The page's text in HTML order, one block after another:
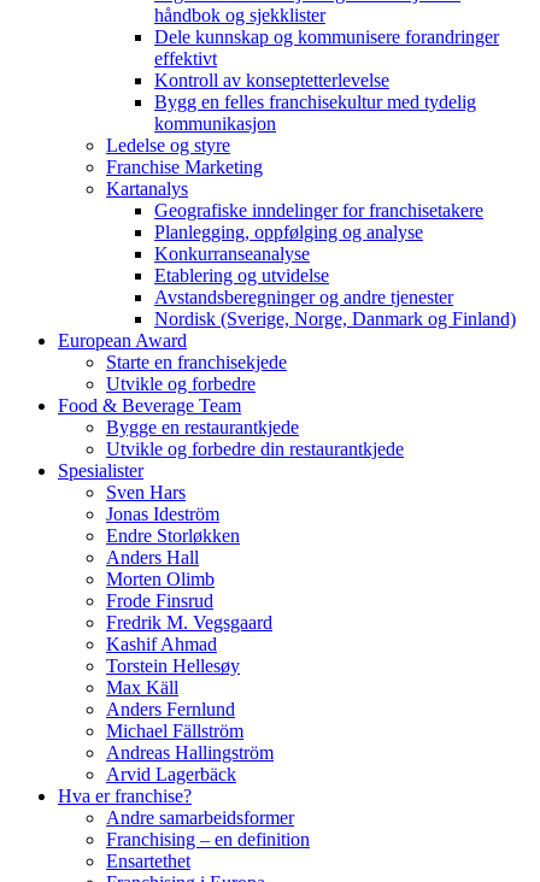
håndbok og sjekklister
Dele kunnskap og kommunisere forandringer
effektivt
Kontroll av konseptetterlevelse
Bygg en felles franchisekultur med tydelig
kommunikasjon
Ledelse og styre
Franchise Marketing
Kartanalys
Geografiske inndelinger for franchisetakere
Planlegging, oppfølging og analyse
Konkurranseanalyse
Etablering og utvidelse
Avstandsberegninger og andre tjenester
Nordisk (Sverige, Norge, Danmark og Finland)
European Award
Starte en franchisekjede
Utvikle og forbedre
Food & Beverage Team
Bygge en restaurantkjede
Utvikle og forbedre din restaurantkjede
Spesialister
Sven Hars
Jonas Ideström
Endre Storløkken
Anders Hall
Morten Olimb
Frode Finsrud
Fredrik M. Vegsgaard
Kashif Ahmad
Torstein Hellesøy
Max Käll
Anders Fernlund
Michael Fällström
Andreas Hallingström
Arvid Lagerbäck
Hva er franchise?
Andre samarbeidsformer
Franchising – en definition
Ensartethet